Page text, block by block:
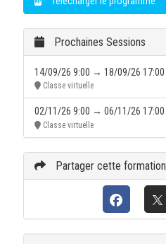
Prochaines Sessions
14/09/26 9:00 → 18/09/26 17:00
Classe virtuelle
02/11/26 9:00 → 06/11/26 17:00
Classe virtuelle
Partager cette formation